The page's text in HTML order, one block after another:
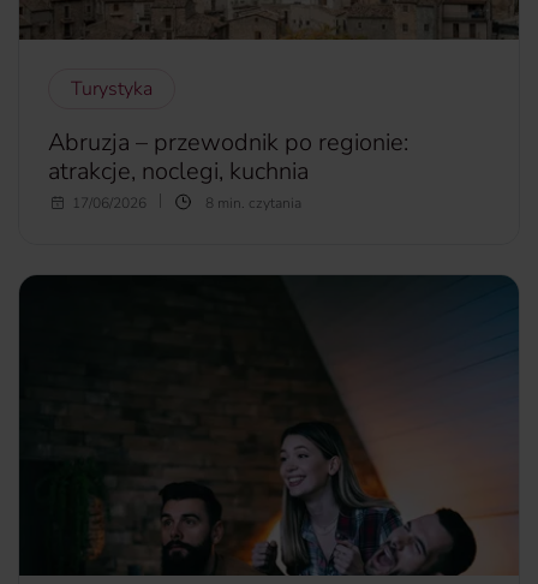
Turystyka
Abruzja – przewodnik po regionie:
atrakcje, noclegi, kuchnia
Włochy to popularny kierunek turystyczny wśród Polaków.
wiele więcej turystycznych perełek. Jedną z nich jest
17/06/2026 8 min. czytania